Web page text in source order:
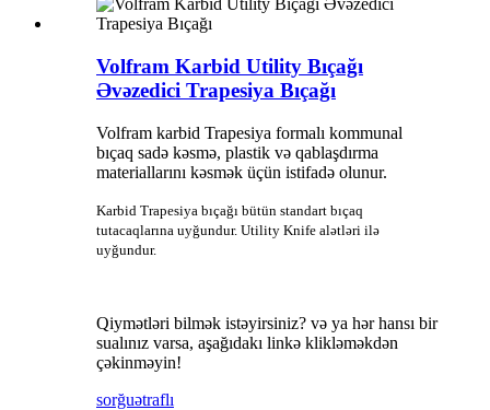
Volfram Karbid Utility Bıçağı
Əvəzedici Trapesiya Bıçağı
Volfram karbid Trapesiya formalı kommunal
bıçaq sadə kəsmə, plastik və qablaşdırma
materiallarını kəsmək üçün istifadə olunur.
Karbid Trapesiya bıçağı bütün standart bıçaq
tutacaqlarına uyğundur. Utility Knife alətləri ilə
uyğundur.
Qiymətləri bilmək istəyirsiniz? və ya hər hansı bir
sualınız varsa, aşağıdakı linkə klikləməkdən
çəkinməyin!
sorğuətraflı